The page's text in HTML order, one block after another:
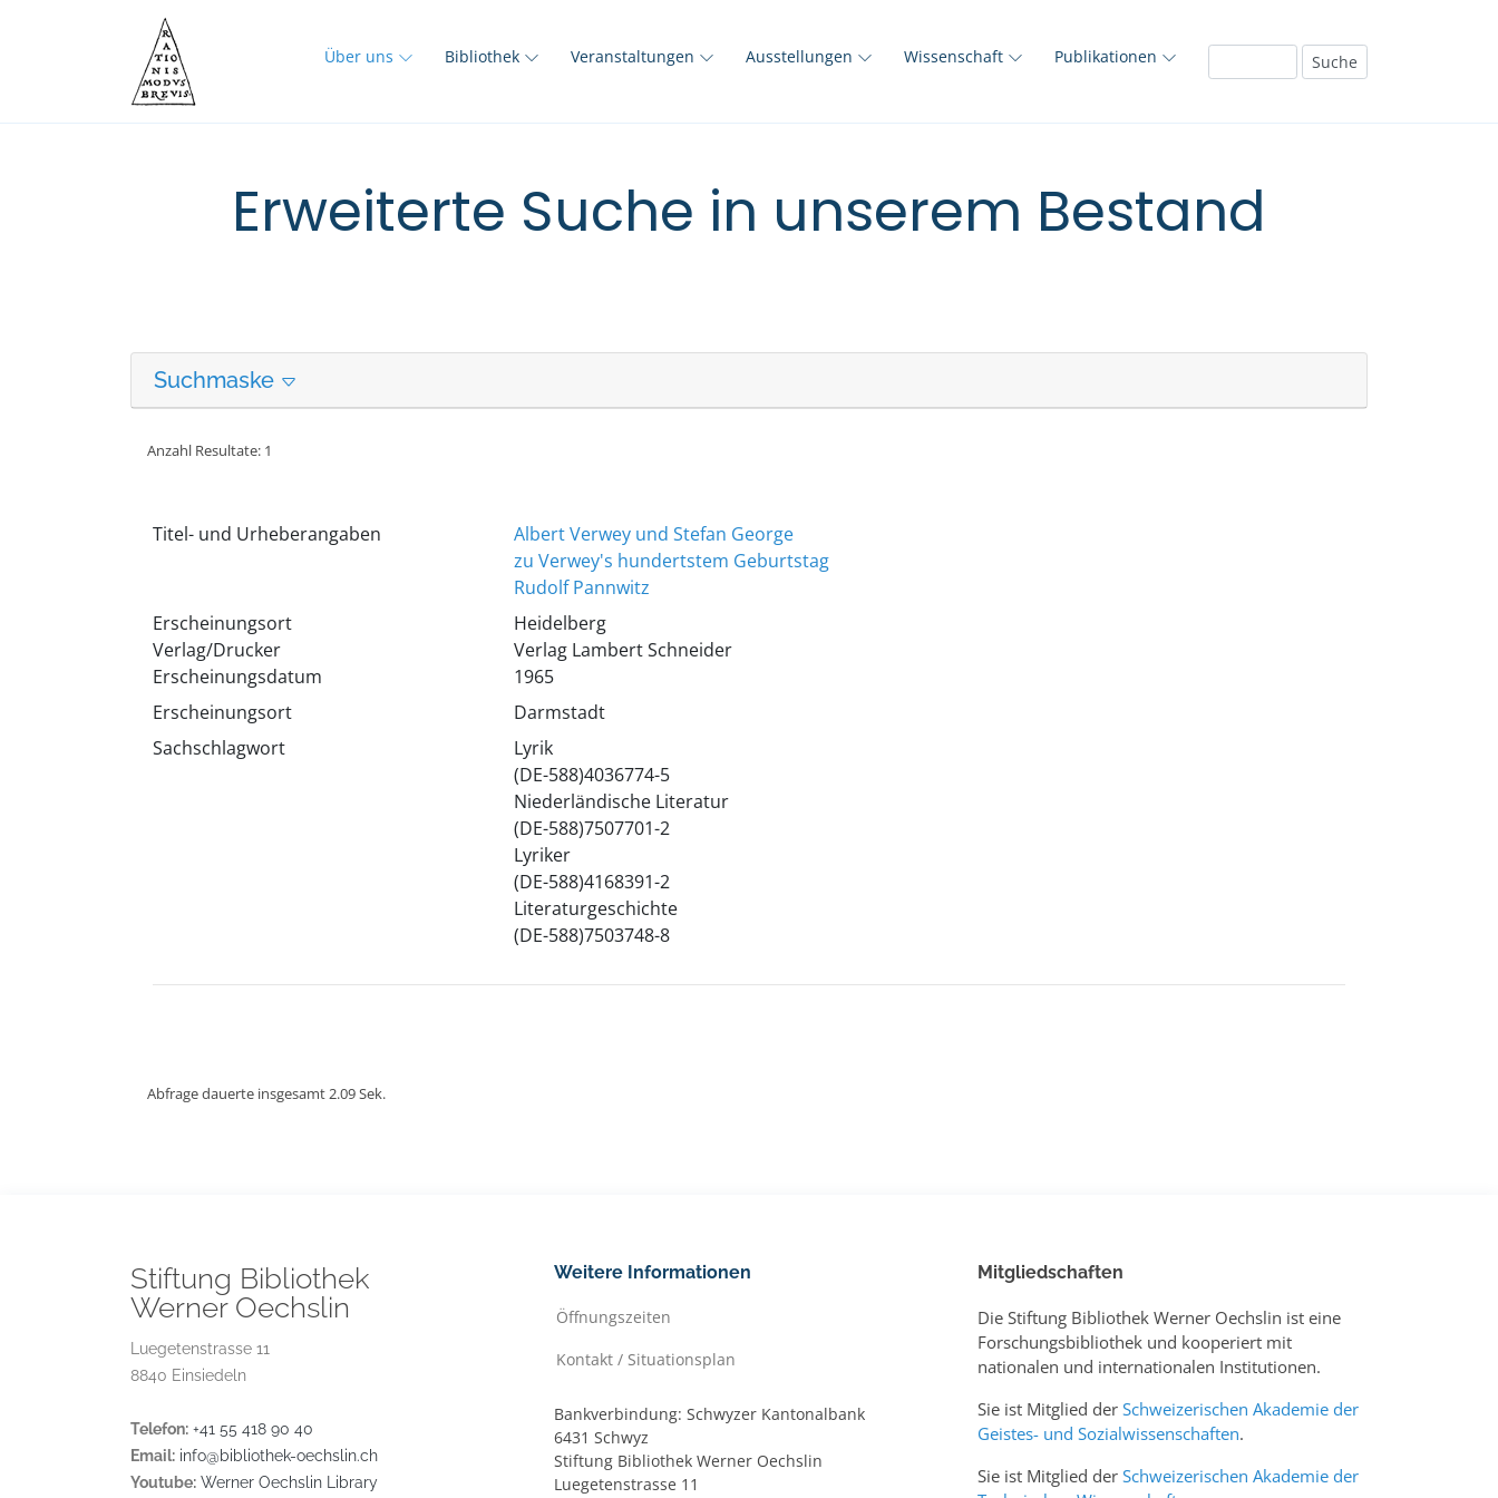
Über uns Bibliothek Veranstaltungen Ausstellungen Wissenschaft Publikationen
Erweiterte Suche in unserem Bestand
Suchmaske
Anzahl Resultate: 1
Titel- und Urheberangaben
Albert Verwey und Stefan George
zu Verwey's hundertstem Geburtstag
Rudolf Pannwitz
Erscheinungsort
Verlag/Drucker
Erscheinungsdatum
Heidelberg
Verlag Lambert Schneider
1965
Erscheinungsort
Darmstadt
Sachschlagwort
Lyrik
(DE-588)4036774-5
Niederländische Literatur
(DE-588)7507701-2
Lyriker
(DE-588)4168391-2
Literaturgeschichte
(DE-588)7503748-8
Abfrage dauerte insgesamt 2.09 Sek.
Stiftung Bibliothek
Werner Oechslin
Luegetenstrasse 11
8840 Einsiedeln
Telefon: +41 55 418 90 40
Email: info@bibliothek-oechslin.ch
Youtube: Werner Oechslin Library
Weitere Informationen
Öffnungszeiten
Kontakt / Situationsplan
Bankverbindung: Schwyzer Kantonalbank
6431 Schwyz
Stiftung Bibliothek Werner Oechslin
Luegetenstrasse 11
Mitgliedschaften
Die Stiftung Bibliothek Werner Oechslin ist eine
Forschungsbibliothek und kooperiert mit
nationalen und internationalen Institutionen.
Sie ist Mitglied der Schweizerischen Akademie der
Geistes- und Sozialwissenschaften.
Sie ist Mitglied der Schweizerischen Akademie der